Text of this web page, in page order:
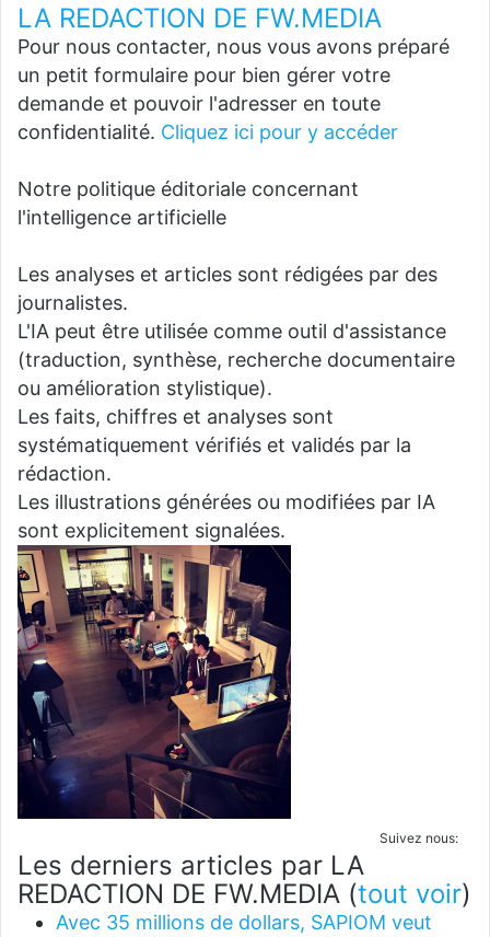
LA REDACTION DE FW.MEDIA
Pour nous contacter, nous vous avons préparé
un petit formulaire pour bien gérer votre
demande et pouvoir l'adresser en toute
confidentialité. Cliquez ici pour y accéder
Notre politique éditoriale concernant
l'intelligence artificielle
Les analyses et articles sont rédigées par des
journalistes.
L'IA peut être utilisée comme outil d'assistance
(traduction, synthèse, recherche documentaire
ou amélioration stylistique).
Les faits, chiffres et analyses sont
systématiquement vérifiés et validés par la
rédaction.
Les illustrations générées ou modifiées par IA
sont explicitement signalées.
Suivez nous:
Les derniers articles par LA
REDACTION DE FW.MEDIA (tout voir)
Avec 35 millions de dollars, SAPIOM veut